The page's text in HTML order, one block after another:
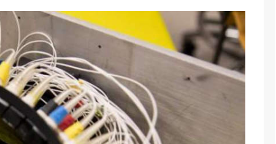
Fama e TV
Mundo
Política
Saúde